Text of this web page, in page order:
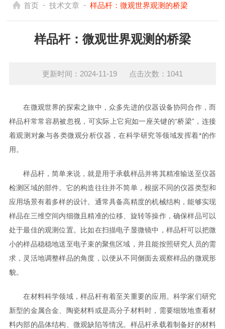
首页 - 技术文章 - 样品杆：微观世界观测的桥梁
样品杆：微观世界观测的桥梁
更新时间：2024-11-19 点击次数：1041
在微观世界的探索之旅中，众多先进的仪器设备协同合作，而
样品杆常常容易被忽视，可实际上它宛如一座关键的“桥梁”，连接
着观测对象与各类微观分析仪器，在科学研究等领域发挥着*的作
用。
样品杆，简单来说，就是用于承载样品并将其精准输送至仪器
检测区域的部件。它的构造往往并不简单，根据不同的仪器类型和
应用场景有着多样的设计。通常具备高精度的机械结构，能够实现
样品在三维空间内细微且精准的位移、旋转等操作，确保样品可以
处于最佳的观测位置。比如在扫描电子显微镜中，样品杆可以把微
小的样品稳稳地送至电子束的聚焦区域，并且能按照研究人员的需
求，灵活地调整样品的角度，以便从不同侧面去观察样品的微观形
貌。
在材料科学领域，样品杆有着至关重要的应用。科学家们研究
新型的金属合金、陶瓷材料或是高分子材料时，需要细致地查看材
料内部的晶体结构、微观缺陷等情况。样品杆承载着制备好的材料